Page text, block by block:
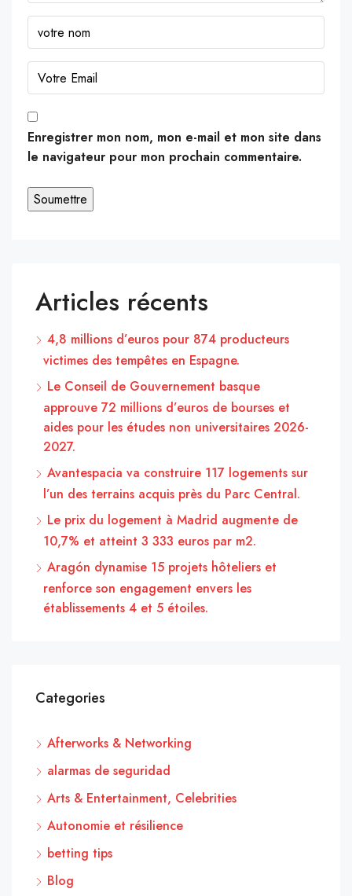
Enregistrer mon nom, mon e-mail et mon site dans
le navigateur pour mon prochain commentaire.
Articles récents
4,8 millions d’euros pour 874 producteurs
victimes des tempêtes en Espagne.
Le Conseil de Gouvernement basque
approuve 72 millions d’euros de bourses et
aides pour les études non universitaires 2026-
2027.
Avantespacia va construire 117 logements sur
l’un des terrains acquis près du Parc Central.
Le prix du logement à Madrid augmente de
10,7% et atteint 3 333 euros par m2.
Aragón dynamise 15 projets hôteliers et
renforce son engagement envers les
établissements 4 et 5 étoiles.
Categories
Afterworks & Networking
alarmas de seguridad
Arts & Entertainment, Celebrities
Autonomie et résilience
betting tips
Blog